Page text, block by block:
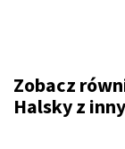
Zobacz
Halsky z